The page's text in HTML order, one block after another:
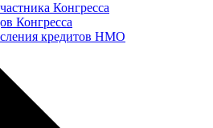
Конгресса
Конгресса
кредитов НМО